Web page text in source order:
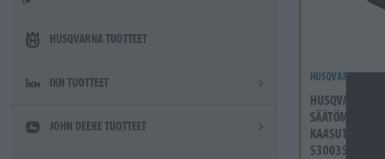
HUSQVARNA TUOTTEET
IKH TUOTTEET
JOHN DEERE TUOTTEET
HUSQVARNA
HUSQVARNA
SÄÄTÖMEISSELI,
KAASUTIN
5300355-60